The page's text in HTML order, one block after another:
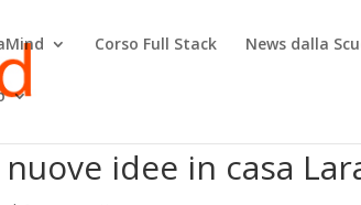
Corso Full Stack News dalla
idee in casa